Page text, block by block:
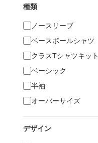
種類
ノースリーブ
ベースボールシャツ
クラスTシャツキット
ベーシック
半袖
オーバーサイズ
デザイン